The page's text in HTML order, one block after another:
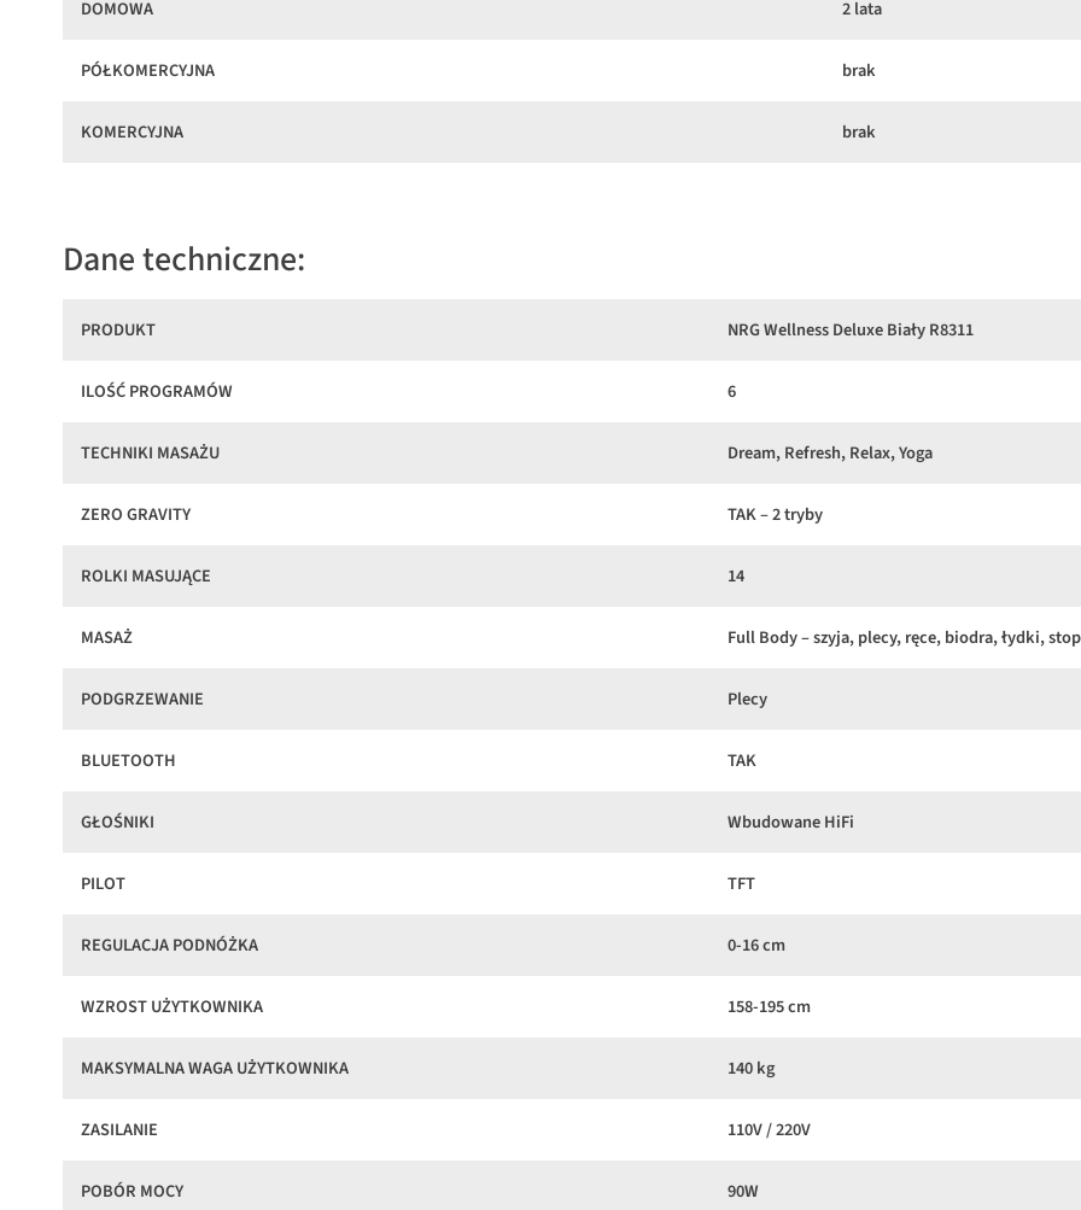
DOMOWA 2 lata
PÓŁKOMERCYJNA brak
KOMERCYJNA brak
Dane techniczne:
PRODUKT NRG Wellness Deluxe Biały R8311
ILOŚĆ PROGRAMÓW 6
TECHNIKI MASAŻU Dream, Refresh, Relax, Yoga
ZERO GRAVITY TAK – 2 tryby
ROLKI MASUJĄCE 14
MASAŻ Full Body – szyja, plecy, ręce, biodra, łydki,
PODGRZEWANIE Plecy
BLUETOOTH TAK
GŁOŚNIKI Wbudowane HiFi
PILOT TFT
REGULACJA PODNÓŻKA 0-16 cm
WZROST UŻYTKOWNIKA 158-195 cm
MAKSYMALNA WAGA UŻYTKOWNIKA 140 kg
ZASILANIE 110V / 220V
POBÓR MOCY 90W